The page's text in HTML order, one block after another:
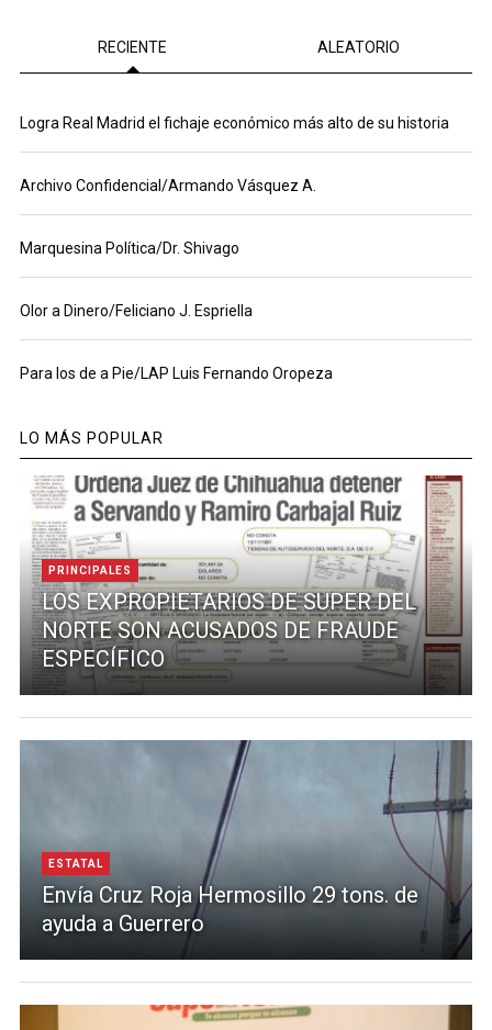
RECIENTE ALEATORIO
Logra Real Madrid el fichaje económico más alto de su historia
Archivo Confidencial/Armando Vásquez A.
Marquesina Política/Dr. Shivago
Olor a Dinero/Feliciano J. Espriella
Para los de a Pie/LAP Luis Fernando Oropeza
LO MÁS POPULAR
PRINCIPALES
LOS EXPROPIETARIOS DE SUPER DEL
NORTE SON ACUSADOS DE FRAUDE
ESPECÍFICO
ESTATAL
Envía Cruz Roja Hermosillo 29 tons. de
ayuda a Guerrero